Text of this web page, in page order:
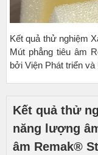
Kết quả thử nghiệm
Mút phẳng tiêu âm
bởi Viện Phát triển
Kết quả thử
năng lượng
âm Remak®